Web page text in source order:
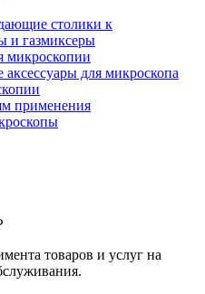
столики к
и газмиксеры
микроскопии
для микроскопа
применения
товаров и услуг на